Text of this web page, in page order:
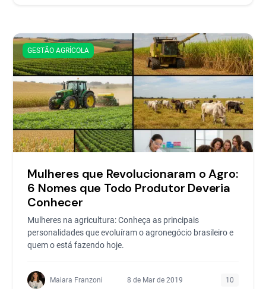
GESTÃO AGRÍCOLA
Mulheres que Revolucionaram o Agro:
6 Nomes que Todo Produtor Deveria
Conhecer
Mulheres na agricultura: Conheça as principais
personalidades que evoluíram o agronegócio brasileiro e
quem o está fazendo hoje.
Maiara Franzoni 8 de Mar de 2019 10